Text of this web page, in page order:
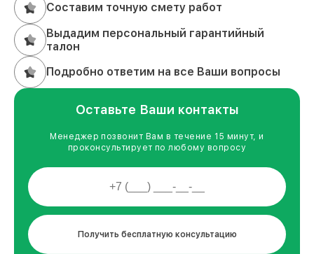
Составим точную смету работ
Выдадим персональный гарантийный
талон
Подробно ответим на все Ваши вопросы
Оставьте Ваши контакты
Менеджер позвонит Вам в течение 15 минут, и
проконсультирует по любому вопросу
Получить бесплатную консультацию